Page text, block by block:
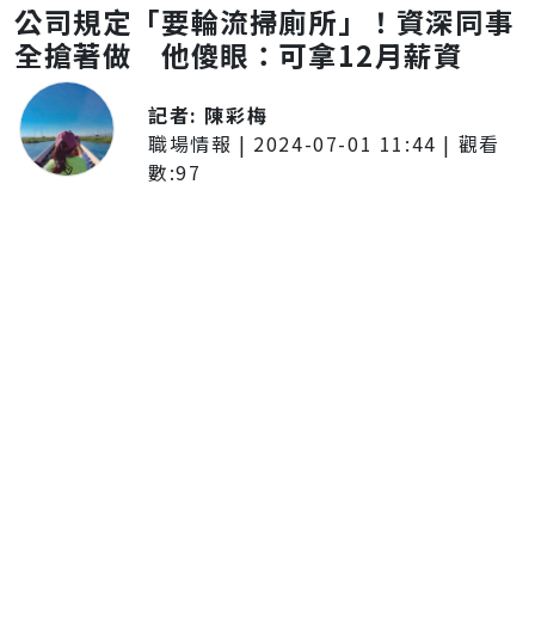
公司規定「要輪流掃廁所」！資深同事
全搶著做 他傻眼：可拿12月薪資
記者: 陳彩梅
職場情報 | 2024-07-01 11:44 | 觀看
數:97